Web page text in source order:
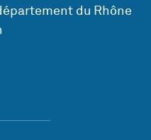
du Rhône